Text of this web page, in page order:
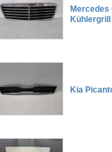
Mercedes
Kühlergrill
Kia